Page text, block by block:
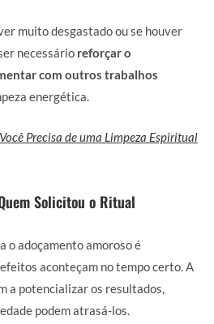
muito desgastado ou se houver
necessário reforçar o
com outros trabalhos
energética.
Precisa de uma Limpeza Espiritual
Solicitou o Ritual
o adoçamento amoroso é
aconteçam no tempo certo. A
a potencializar os resultados,
podem atrasá-los.